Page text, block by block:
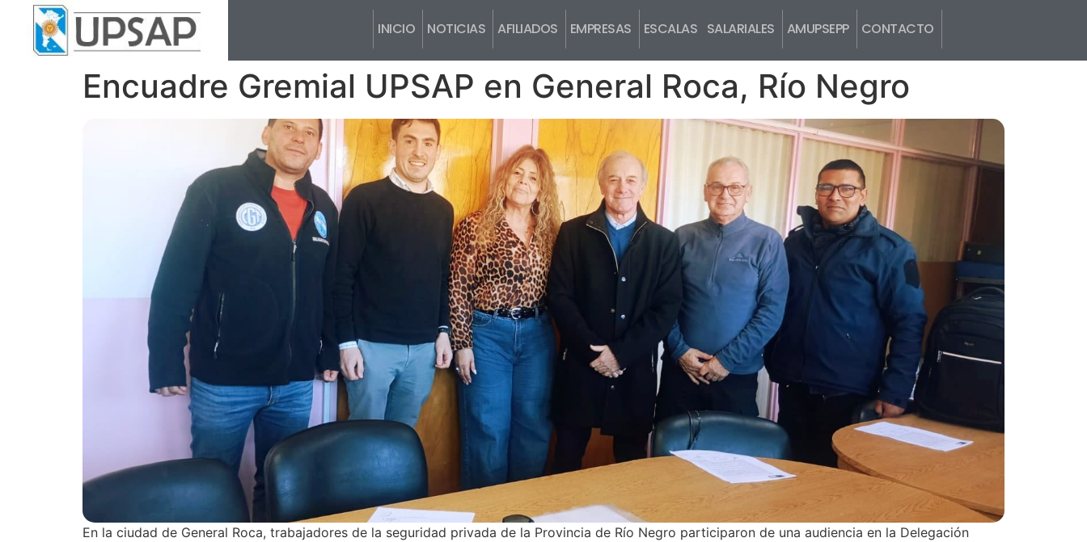
INICIO NOTICIAS AFILIADOS EMPRESAS ESCALAS SALARIALES AMUPSEPP CONTACTO
Encuadre Gremial UPSAP en General Roca, Río Negro
En la ciudad de General Roca, trabajadores de la seguridad privada de la Provincia de Río Negro participaron de una audiencia en la Delegación